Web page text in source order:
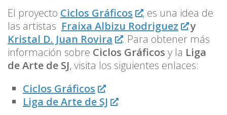
El proyecto Ciclos Gráficos
, es una idea de
las artistas Fraixa Albizu Rodriguez
y
Kristal D. Juan Rovira
. Para obtener más
información sobre Ciclos Gráficos y la Liga
de Arte de SJ, visita los siguientes enlaces:
Ciclos Gráficos
Liga de Arte de SJ